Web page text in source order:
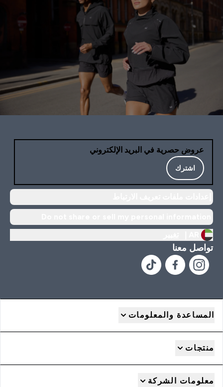
عروض حصرية في البريد الإلكتروني
اشترك
تواصل معنا
المساعدة والمعلومات
منتجات
معلومات الشركة